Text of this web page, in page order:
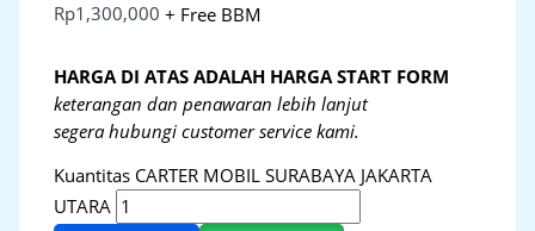
Rp1,300,000 + Free BBM
HARGA DI ATAS ADALAH HARGA START FORM
keterangan dan penawaran lebih lanjut
segera hubungi customer service kami.
Kuantitas CARTER MOBIL SURABAYA JAKARTA
UTARA